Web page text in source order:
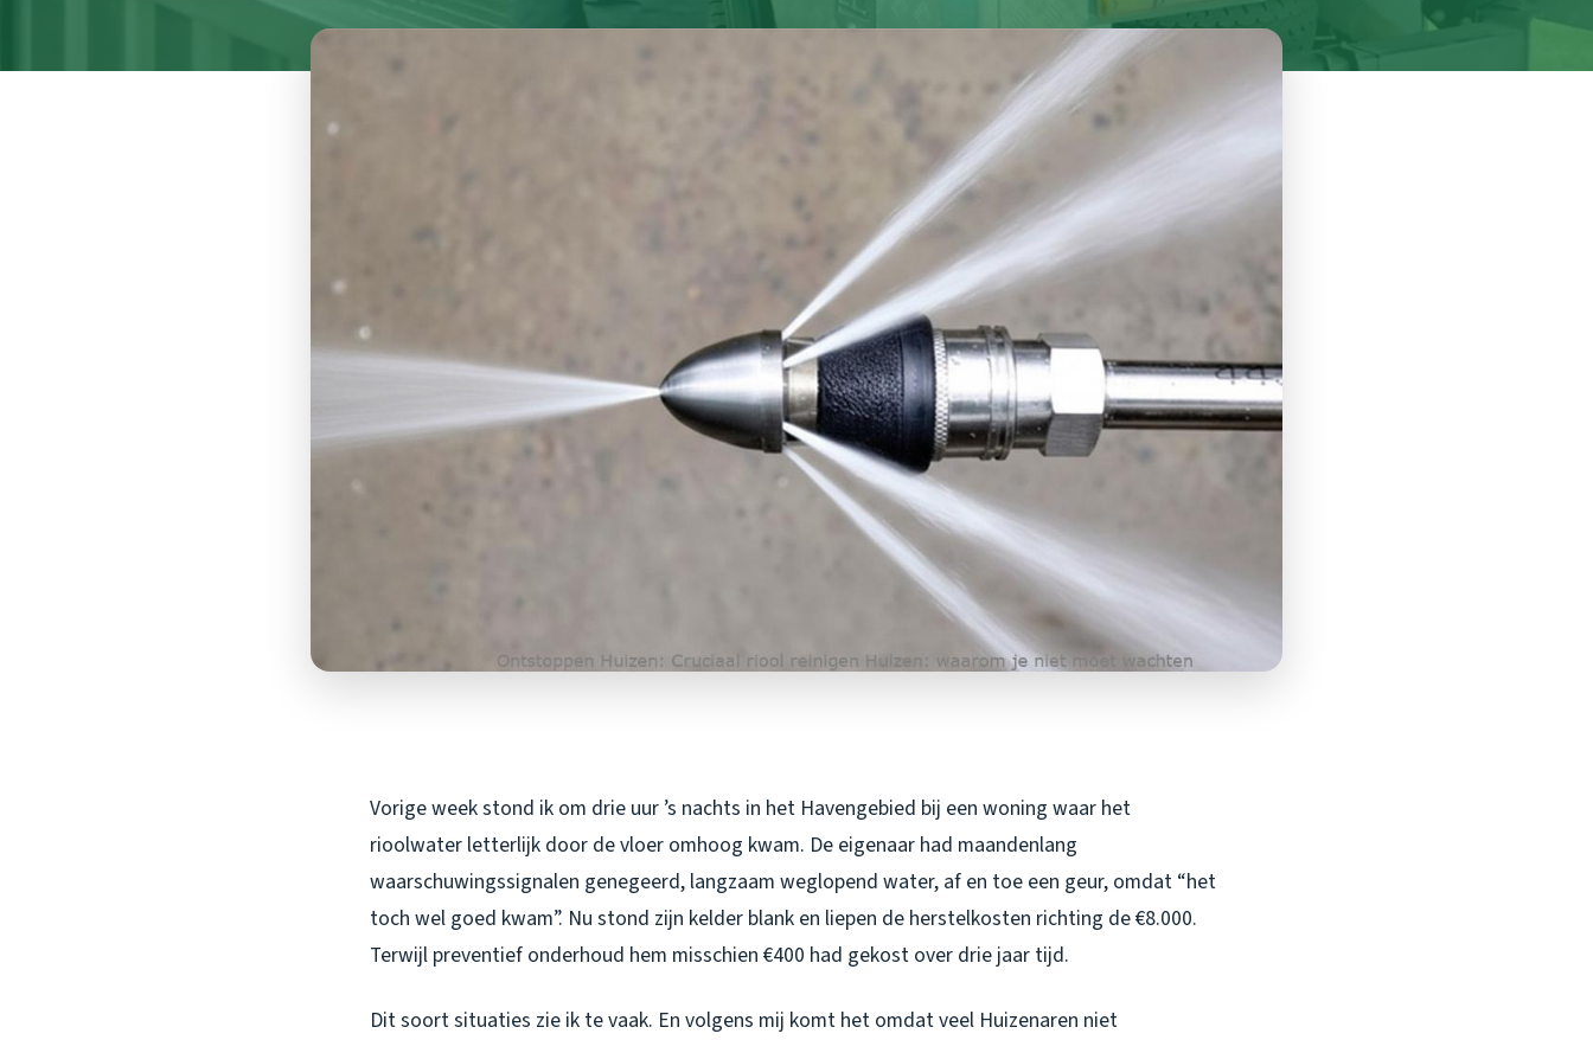
Vorige week stond ik om drie uur ’s nachts in het Havengebied bij een woning waar het
rioolwater letterlijk door de vloer omhoog kwam. De eigenaar had maandenlang
waarschuwingssignalen genegeerd, langzaam weglopend water, af en toe een geur, omdat “het
toch wel goed kwam”. Nu stond zijn kelder blank en liepen de herstelkosten richting de €8.000.
Terwijl preventief onderhoud hem misschien €400 had gekost over drie jaar tijd.
Dit soort situaties zie ik te vaak. En volgens mij komt het omdat veel Huizenaren niet